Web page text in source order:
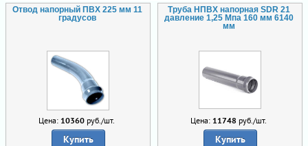
Отвод напорный ПВХ 225 мм 11
градусов
Цена: 10360руб./шт.
Купить
Труба НПВХ напорная SDR 21
давление 1,25 Мпа 160 мм 6140
мм
Цена: 11748 руб./шт.
Купить